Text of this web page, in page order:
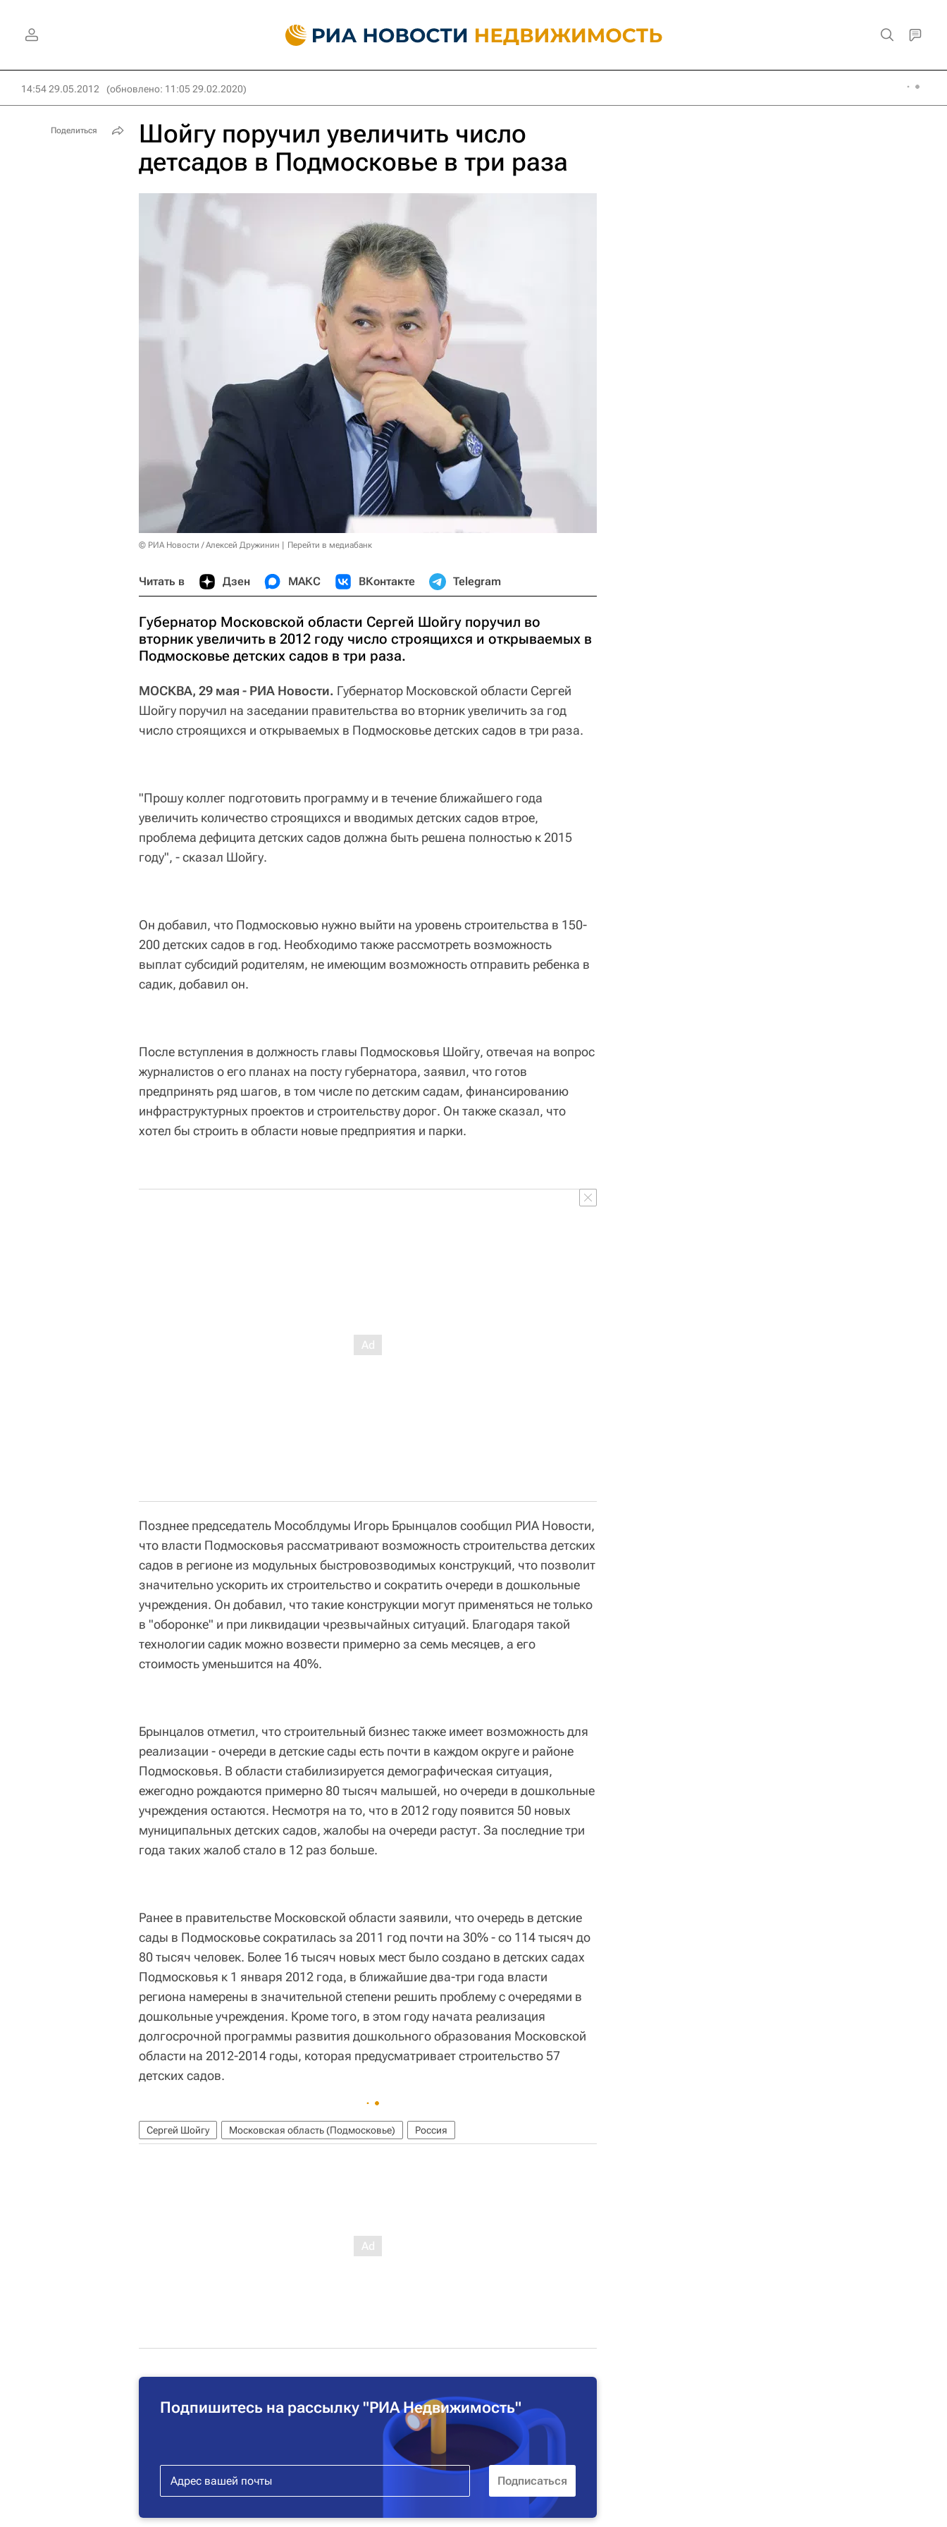
14:54 29.05.2012 (обновлено: 11:05 29.02.2020)
Шойгу поручил увеличить число
детсадов в Подмосковье в три раза
© РИА Новости / Алексей Дружинин Перейти в медиабанк
Читать в Дзен МАКС ВКонтакте Telegram
Губернатор Московской области Сергей Шойгу поручил во
вторник увеличить в 2012 году число строящихся и открываемых в
Подмосковье детских садов в три раза.
МОСКВА, 29 мая - РИА Новости. Губернатор Московской области Сергей
Шойгу поручил на заседании правительства во вторник увеличить за год
число строящихся и открываемых в Подмосковье детских садов в три раза.
"Прошу коллег подготовить программу и в течение ближайшего года
увеличить количество строящихся и вводимых детских садов втрое,
проблема дефицита детских садов должна быть решена полностью к 2015
году", - сказал Шойгу.
Он добавил, что Подмосковью нужно выйти на уровень строительства в 150-
200 детских садов в год. Необходимо также рассмотреть возможность
выплат субсидий родителям, не имеющим возможность отправить ребенка в
садик, добавил он.
После вступления в должность главы Подмосковья Шойгу, отвечая на вопрос
журналистов о его планах на посту губернатора, заявил, что готов
предпринять ряд шагов, в том числе по детским садам, финансированию
инфраструктурных проектов и строительству дорог. Он также сказал, что
хотел бы строить в области новые предприятия и парки.
Позднее председатель Мособлдумы Игорь Брынцалов сообщил РИА Новости,
что власти Подмосковья рассматривают возможность строительства детских
садов в регионе из модульных быстровозводимых конструкций, что позволит
значительно ускорить их строительство и сократить очереди в дошкольные
учреждения. Он добавил, что такие конструкции могут применяться не только
в "оборонке" и при ликвидации чрезвычайных ситуаций. Благодаря такой
технологии садик можно возвести примерно за семь месяцев, а его
стоимость уменьшится на 40%.
Брынцалов отметил, что строительный бизнес также имеет возможность для
реализации - очереди в детские сады есть почти в каждом округе и районе
Подмосковья. В области стабилизируется демографическая ситуация,
ежегодно рождаются примерно 80 тысяч малышей, но очереди в дошкольные
учреждения остаются. Несмотря на то, что в 2012 году появится 50 новых
муниципальных детских садов, жалобы на очереди растут. За последние три
года таких жалоб стало в 12 раз больше.
Ранее в правительстве Московской области заявили, что очередь в детские
сады в Подмосковье сократилась за 2011 год почти на 30% - со 114 тысяч до
80 тысяч человек. Более 16 тысяч новых мест было создано в детских садах
Подмосковья к 1 января 2012 года, в ближайшие два-три года власти
региона намерены в значительной степени решить проблему с очередями в
дошкольные учреждения. Кроме того, в этом году начата реализация
долгосрочной программы развития дошкольного образования Московской
области на 2012-2014 годы, которая предусматривает строительство 57
детских садов.
Сергей Шойгу Московская область (Подмосковье) Россия
Подпишитесь на рассылку "РИА Недвижимость"
Поделиться